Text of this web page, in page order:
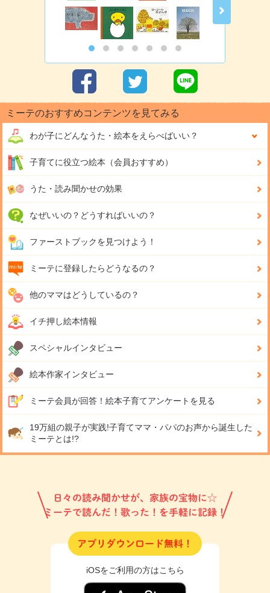
ミーテのおすすめコンテンツを見てみる
わが子にどんなうた・絵本をえらべばいい？
子育てに役立つ絵本（会員おすすめ）
うた・読み聞かせの効果
なぜいいの？どうすればいいの？
ファーストブックを見つけよう！
ミーテに登録したらどうなるの？
他のママはどうしているの？
イチ押し絵本情報
スペシャルインタビュー
絵本作家インタビュー
ミーテ会員が回答！ 絵本子育てアンケートを見る
19万組の親子が実践!子育てママ・パパのお声から誕生した
ミーテとは!?
日々の読み聞かせが、家族の宝物に☆
ミーテで読んだ！歌った！を手軽に記録！
アプリダウンロード無料！
iOSをご利用の方はこちら